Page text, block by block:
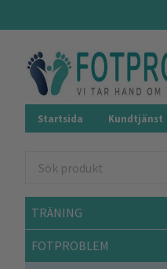
Startsida Kundtjänst
TRÄNING
FOTPROBLEM